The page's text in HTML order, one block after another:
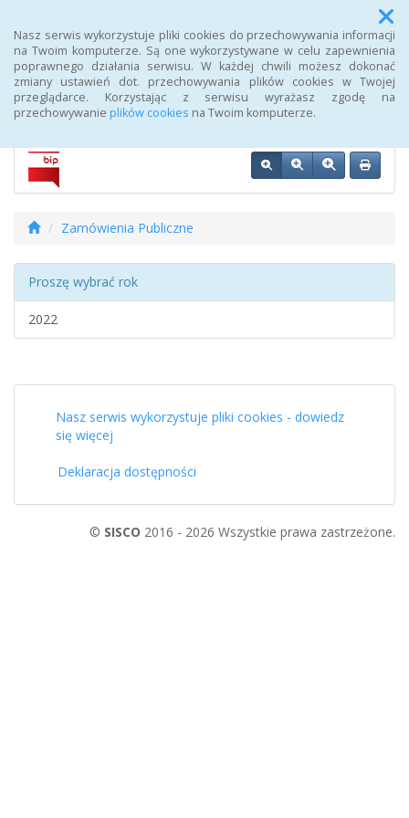
Nasz serwis wykorzystuje pliki cookies do przechowywania informacji
na Twoim komputerze. Są one wykorzystywane w celu zapewnienia
poprawnego działania serwisu. W każdej chwili możesz dokonać
zmiany ustawień dot. przechowywania plików cookies w Twojej
przeglądarce. Korzystając z serwisu wyrażasz zgodę na
przechowywanie plików cookies na Twoim komputerze.
Menu
Biuletyn Informacji Publicznej 107 Szpitala Wojskowego z
Przychodnią SPZOZ w Wałczu
Zamówienia Publiczne
Proszę wybrać rok
2022
Nasz serwis wykorzystuje pliki cookies - dowiedz
się więcej
Deklaracja dostępności
© SISCO 2016 - 2026 Wszystkie prawa zastrzeżone.